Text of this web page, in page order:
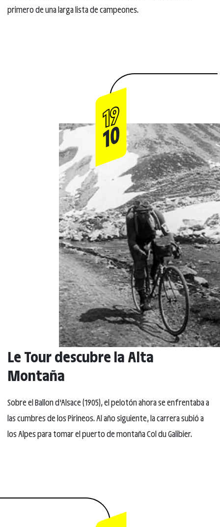
primero de una larga lista de campeones.
19
10
Le Tour descubre la Alta
Montaña
Sobre el Ballon d'Alsace (1905), el pelotón ahora se enfrentaba a
las cumbres de los Pirineos. Al año siguiente, la carrera subió a
los Alpes para tomar el puerto de montaña Col du Galibier.